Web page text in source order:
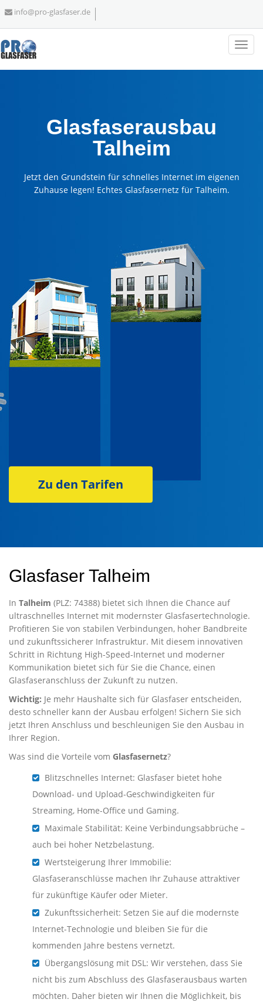
info@pro-glasfaser.de
Glasfaserausbau
Talheim
Jetzt den Grundstein für schnelles Internet im eigenen
Zuhause legen! Echtes Glasfasernetz für Talheim.
Zu den Tarifen
Glasfaser Talheim
In Talheim (PLZ: 74388) bietet sich Ihnen die Chance auf
ultraschnelles Internet mit modernster Glasfasertechnologie.
Profitieren Sie von stabilen Verbindungen, hoher Bandbreite
und zukunftssicherer Infrastruktur. Mit diesem innovativen
Schritt in Richtung High-Speed-Internet und moderner
Kommunikation bietet sich für Sie die Chance, einen
Glasfaseranschluss der Zukunft zu nutzen.
Wichtig: Je mehr Haushalte sich für Glasfaser entscheiden,
desto schneller kann der Ausbau erfolgen! Sichern Sie sich
jetzt Ihren Anschluss und beschleunigen Sie den Ausbau in
Ihrer Region.
Was sind die Vorteile vom Glasfasernetz?
Blitzschnelles Internet: Glasfaser bietet hohe
Download- und Upload-Geschwindigkeiten für
Streaming, Home-Office und Gaming.
Maximale Stabilität: Keine Verbindungsabbrüche –
auch bei hoher Netzbelastung.
Wertsteigerung Ihrer Immobilie:
Glasfaseranschlüsse machen Ihr Zuhause attraktiver
für zukünftige Käufer oder Mieter.
Zukunftssicherheit: Setzen Sie auf die modernste
Internet-Technologie und bleiben Sie für die
kommenden Jahre bestens vernetzt.
Übergangslösung mit DSL: Wir verstehen, dass Sie
nicht bis zum Abschluss des Glasfaserausbaus warten
möchten. Daher bieten wir Ihnen die Möglichkeit, bis